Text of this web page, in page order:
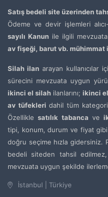
Satış bedeli site üzerinden
Ödeme ve devir işlemleri
sayılı Kanunile ilgili mevzuata
av fişeği, barut vb. mühimmat
Silah ilanarayan kullanıcılar
sürecini mevzuata uygun
ikinci el silah ilanlarını;ikinci
av tüfekleri dahil tüm
Özelliklesatılık tabanca ve
tipi, konum, durum ve fiyat
doğru seçime hızla gidersiniz.
bedeli siteden tahsil
mevzuata uygun şekilde
İstanbul | Türkiye